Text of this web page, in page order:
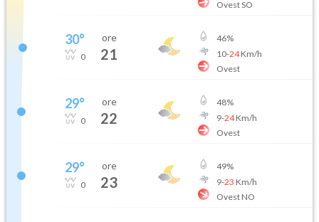
Ovest SO
30°
0
ore
21
46%
10-24Km/h
Ovest
29°
0
ore
22
48%
9-24Km/h
Ovest
29°
0
ore
23
49%
9-23 Km/h
Ovest NO